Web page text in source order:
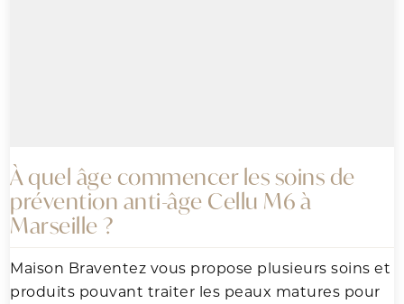
À quel âge commencer les soins de
prévention anti-âge Cellu M6 à
Marseille ?
Maison Braventez vous propose plusieurs soins et
produits pouvant traiter les peaux matures pour